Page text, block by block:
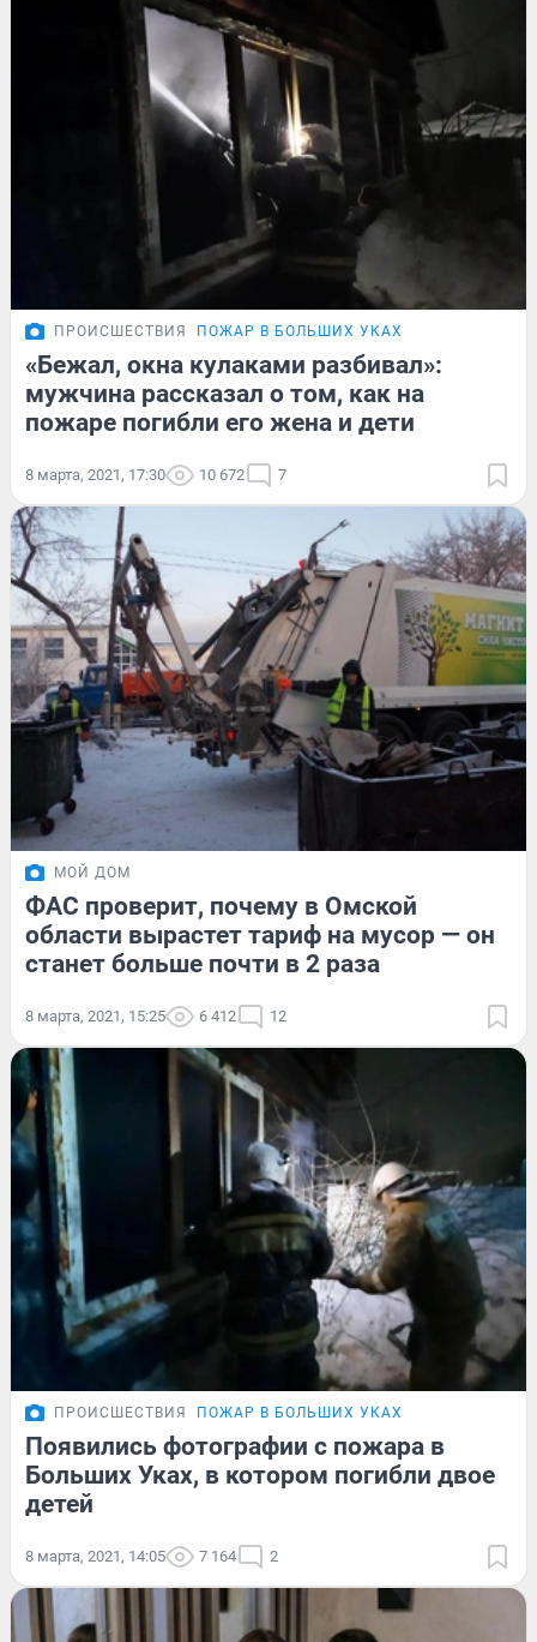
ПРОИСШЕСТВИЯ ПОЖАР В БОЛЬШИХ УКАХ
«Бежал, окна кулаками разбивал»:
мужчина рассказал о том, как на
пожаре погибли его жена и дети
8 марта, 2021, 17:30 10 672 7
МОЙ ДОМ
ФАС проверит, почему в Омской
области вырастет тариф на мусор — он
станет больше почти в 2 раза
8 марта, 2021, 15:25 6 412 12
ПРОИСШЕСТВИЯ ПОЖАР В БОЛЬШИХ УКАХ
Появились фотографии с пожара в
Больших Уках, в котором погибли двое
детей
8 марта, 2021, 14:05 7 164 2